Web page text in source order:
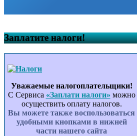
Заплатите налоги!
Уважаемые налогоплательщики!
С Сервиса «Заплати налоги» можно
осуществить оплату налогов.
Вы можете также воспользоваться
удобными кнопками в нижней
части нашего сайта